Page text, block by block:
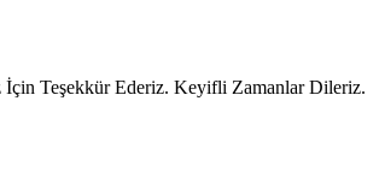
Teşekkür Ederiz. Keyifli Zamanlar Dileriz.